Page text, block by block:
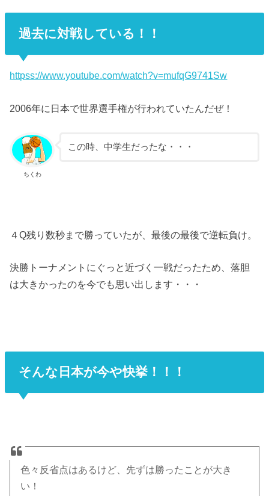
過去に対戦している！！
httpss://www.youtube.com/watch?v=mufqG9741Sw
2006年に日本で世界選手権が行われていたんだぜ！
ちくわ
この時、中学生だったな・・・
４Q残り数秒まで勝っていたが、最後の最後で逆転負け。
決勝トーナメントにぐっと近づく一戦だったため、落胆
は大きかったのを今でも思い出します・・・
そんな日本が今や快挙！！！
色々反省点はあるけど、先ずは勝ったことが大き
い！